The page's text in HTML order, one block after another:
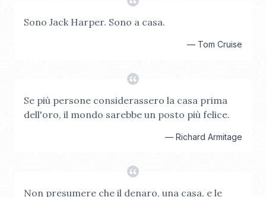
Sono Jack Harper. Sono a casa.
— Tom Cruise
Se più persone considerassero la casa prima
dell'oro, il mondo sarebbe un posto più felice.
— Richard Armitage
Non presumere che il denaro, una casa, e le